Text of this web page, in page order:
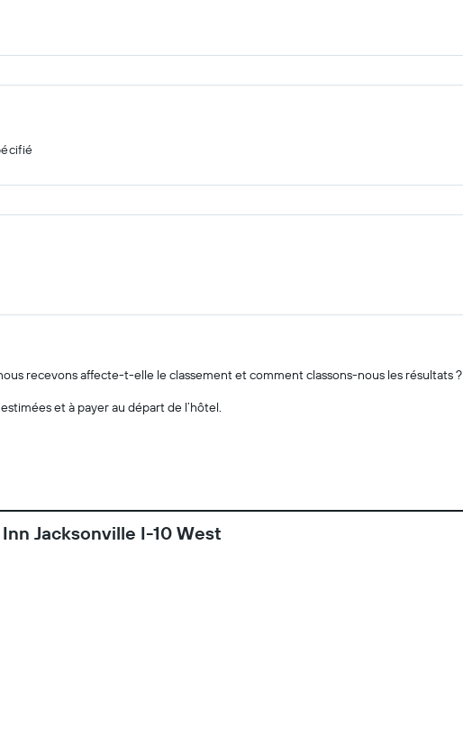
recevons affecte-t-elle le classement et comment classons-nous les résultats ?
et à payer au départ de l’hôtel.
Jacksonville I-10 West